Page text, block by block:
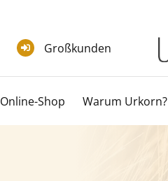
Großkunden
Online-Shop Warum Urkorn?